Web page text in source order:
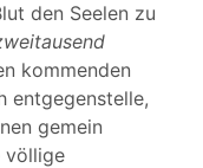
den Seelen zu
kommenden
entgegenstelle,
gemein
völlige